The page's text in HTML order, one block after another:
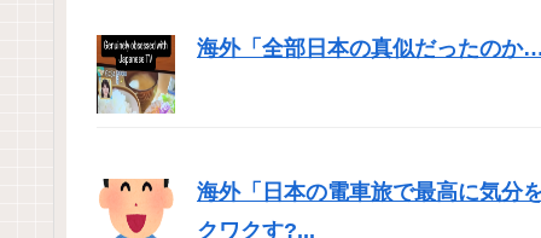
海外「全部日本の真似だったのか
海外「日本の電車旅で最高に気分
クワクす?...